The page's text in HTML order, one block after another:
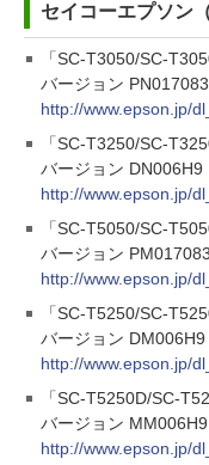
セイコーエプソン（
「SC-T3050/SC-
バージョン
http://www.epson.jp/
「SC-T3250/SC-
バージョン DN006H9
http://www.epson.jp/
「SC-T5050/SC-
バージョン
http://www.epson.jp/
「SC-T5250/SC-
バージョン DM006H9
http://www.epson.jp/
「SC-T5250D/SC-
バージョン MM006H9
http://www.epson.jp/